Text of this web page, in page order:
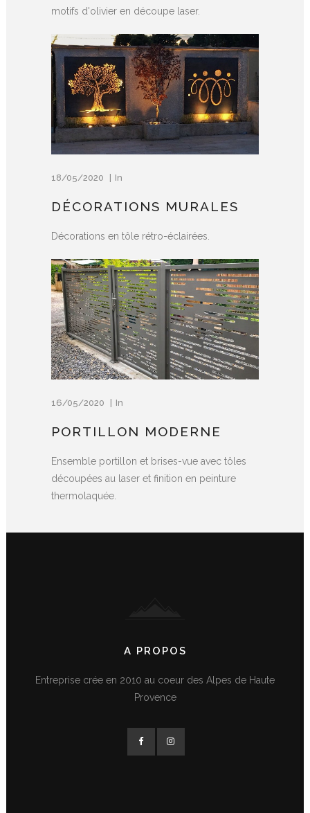
motifs d'olivier en découpe laser.
18/05/2020 In
DÉCORATIONS MURALES
Décorations en tôle rétro-éclairées.
16/05/2020 In
PORTILLON MODERNE
Ensemble portillon et brises-vue avec tôles
découpées au laser et finition en peinture
thermolaquée.
A PROPOS
Entreprise crée en 2010 au coeur des Alpes de Haute
Provence